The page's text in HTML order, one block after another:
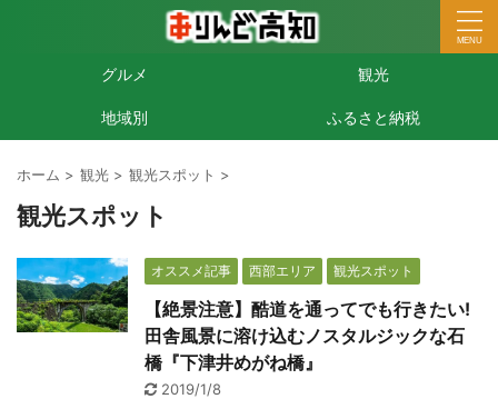
グルメ 観光
地域別 ふるさと納税
ホーム > 観光 > 観光スポット >
観光スポット
オススメ記事 西部エリア 観光スポット
【絶景注意】酷道を通ってでも行きたい!
田舎風景に溶け込むノスタルジックな石
橋『下津井めがね橋』
2019/1/8